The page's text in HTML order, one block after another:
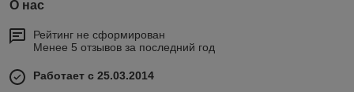
О нас
Рейтинг не сформирован
Менее 5 отзывов за последний год
Работает с 25.03.2014